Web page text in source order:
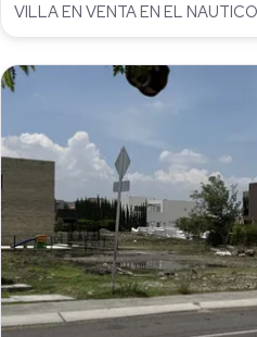
VILLA EN VENTA EN EL